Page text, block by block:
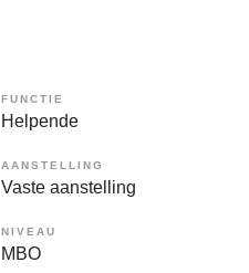
FUNCTIE
Helpende
AANSTELLING
Vaste aanstelling
NIVEAU
MBO